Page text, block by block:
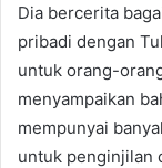
Dia bercerita
pribadi dengan
untuk orang-
menyampaikan
mempunyai
untuk penginjilan